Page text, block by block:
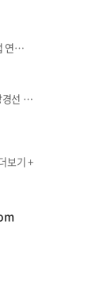
한국임상약학회, 2026 약물치료법 연수강좌 8월 21일 개최
강스템바이오텍, 창업자 서울대 강경선 교수 최고과학책임자 선임
보기 +